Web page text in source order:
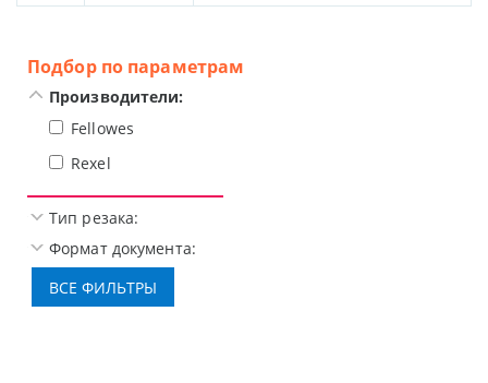
Подбор по параметрам
Производители:
Fellowes
Rexel
Тип резака:
Формат документа: